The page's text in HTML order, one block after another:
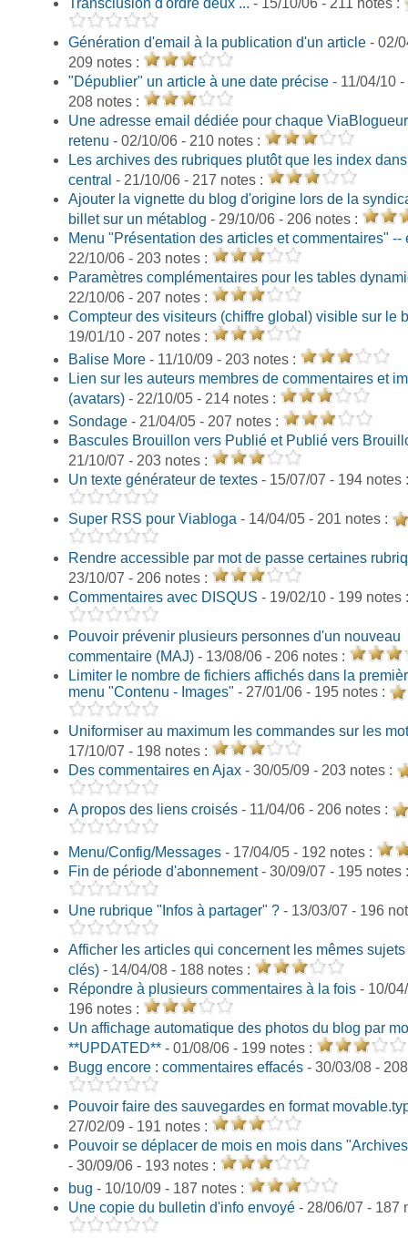
Transclusion d'ordre deux ... - 15/10/06 - 211 notes :
Génération d'email à la publication d'un article - 02/
209 notes :
"Dépublier" un article à une date précise - 11/04/10 -
208 notes :
Une adresse email dédiée pour chaque
retenu - 02/10/06 - 210 notes :
Les archives des rubriques plutôt que les index
central - 21/10/06 - 217 notes :
Ajouter la vignette du blog d'origine lors de la
billet sur un métablog - 29/10/06 - 206 notes :
Menu "Présentation des articles et commentaires" --
22/10/06 - 203 notes :
Paramètres complémentaires pour les tables
22/10/06 - 207 notes :
Compteur des visiteurs (chiffre global) visible sur le
19/01/10 - 207 notes :
Balise More - 11/10/09 - 203 notes :
Lien sur les auteurs membres de commentaires et
(avatars) - 22/10/05 - 214 notes :
Sondage - 21/04/05 - 207 notes :
Bascules Brouillon vers Publié et Publié vers
21/10/07 - 203 notes :
Un texte générateur de textes - 15/07/07 - 194 notes
Super RSS pour Viabloga - 14/04/05 - 201 notes :
Rendre accessible par mot de passe certaines
23/10/07 - 206 notes :
Commentaires avec DISQUS - 19/02/10 - 199 notes
Pouvoir prévenir plusieurs personnes d'un nouveau
commentaire (MAJ) - 13/08/06 - 206 notes :
Limiter le nombre de fichiers affichés dans la
menu "Contenu - Images" - 27/01/06 - 195 notes :
Uniformiser au maximum les commandes sur les
17/10/07 - 198 notes :
Des commentaires en Ajax - 30/05/09 - 203 notes :
A propos des liens croisés - 11/04/06 - 206 notes :
Menu/Config/Messages - 17/04/05 - 192 notes :
Fin de période d'abonnement- 30/09/07 - 195 notes
Une rubrique "Infos à partager" ? - 13/03/07 - 196
Afficher les articles qui concernent les mêmes sujets
clés) - 14/04/08 - 188 notes :
Répondre à plusieurs commentaires à la fois - 10/
196 notes :
Un affichage automatique des photos du blog par
**UPDATED** - 01/08/06 - 199 notes :
Bugg encore : commentaires effacés - 30/03/08 -
Pouvoir faire des sauvegardes en format
27/02/09 - 191 notes :
Pouvoir se déplacer de mois en mois dans
- 30/09/06 - 193 notes :
bug - 10/10/09 - 187 notes :
Une copie du bulletin d'info envoyé - 28/06/07 - 187